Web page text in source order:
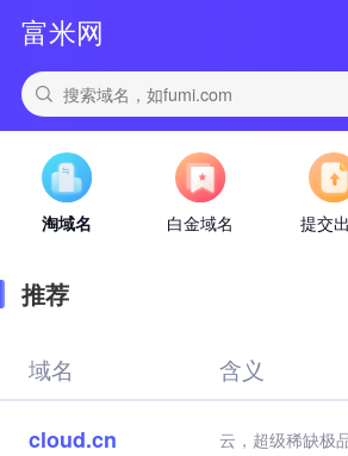
富米网
淘域名 白金域名 提交
推荐
域名 含义
cloud.cn
云，超级稀缺极